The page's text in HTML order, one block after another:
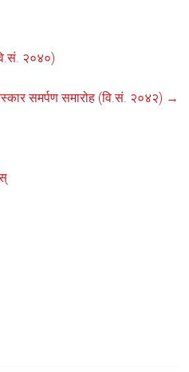
२०४०)
समर्पण समारोह (वि.सं. २०४२) →